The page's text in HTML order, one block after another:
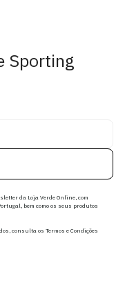
Sporting
da Loja Verde Online, com
bem como os seus produtos
consulta os Termos e Condições